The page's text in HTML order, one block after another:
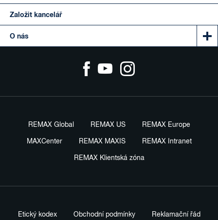
Založit kancelář
O nás
REMAX Global REMAX US REMAX Europe
MAXCenter REMAX MAXIS REMAX Intranet
REMAX Klientská zóna
Etický kodex Obchodní podmínky Reklamační řád